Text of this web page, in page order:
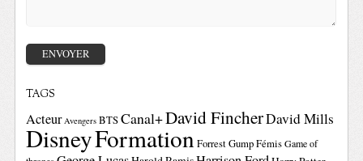
TAGS
Acteur Avengers BTSCanal+David FincherDavid Mills
DisneyFormationForrest GumpFémis Game of